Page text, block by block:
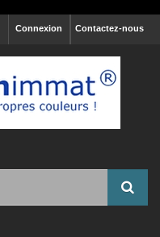
Contactez-nous
Connexion